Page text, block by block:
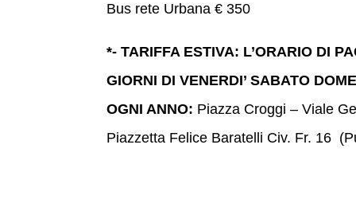
Bus rete Urbana € 350
*- TARIFFA ESTIVA: L’ORARIO DI
GIORNI DI VENERDI’ SABATO
OGNI ANNO: Piazza Croggi – Viale
Piazzetta Felice Baratelli Civ. Fr. 16